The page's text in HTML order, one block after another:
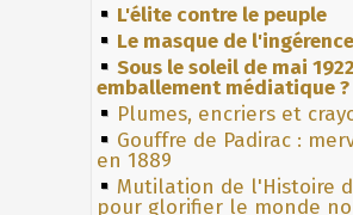
L'élite contre le peuple
Le masque de
Sous le soleil de mai
emballement médiatique ?
Plumes, encriers et
Gouffre de Padirac :
en 1889
Mutilation de l'Histoire
pour glorifier le monde